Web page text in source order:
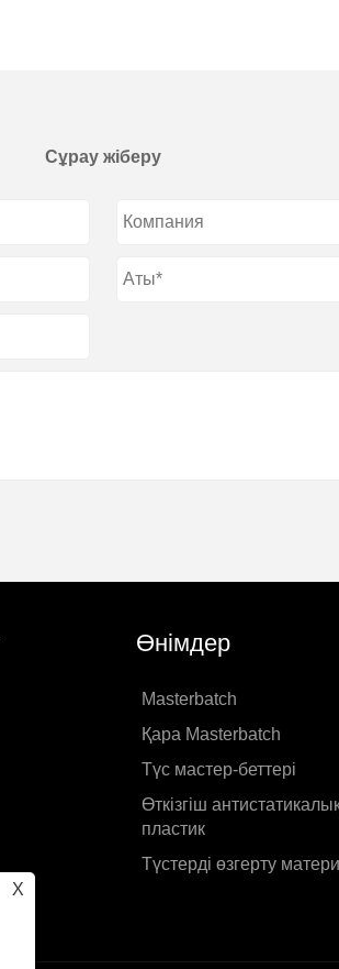
Сұрау жіберу
X
Өнімдер
Masterbatch
Қара Masterbatch
Түс мастер-беттері
Өткізгіш
пластик
Түстерді өзгерту